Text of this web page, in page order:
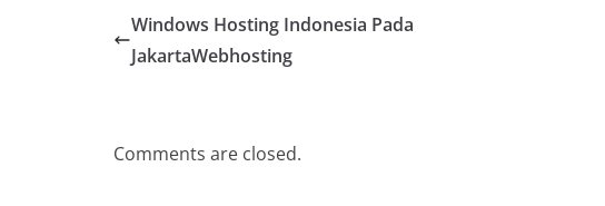
Windows Hosting Indonesia Pada
JakartaWebhosting
Comments are closed.